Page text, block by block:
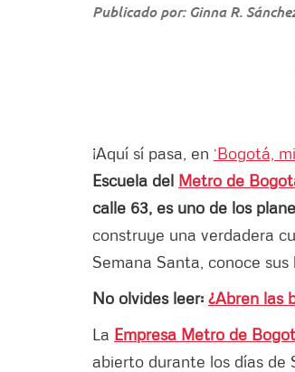
Publicado por: Ginna R.
¡Aquí sí pasa, en ‘Bogotá,
Escuela del Metro de
calle 63, es uno de los
construye una verdadera
Semana Santa, conoce sus
No olvides leer: ¿Abren las
La Empresa Metro de
abierto durante los días de